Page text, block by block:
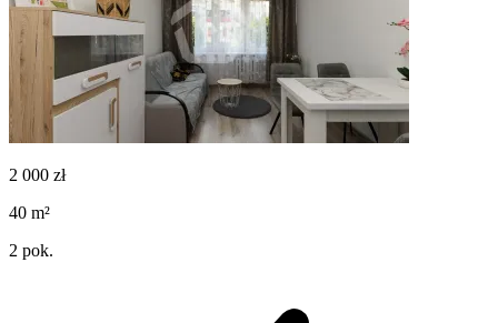
2 000 zł
40 m²
2 pok.